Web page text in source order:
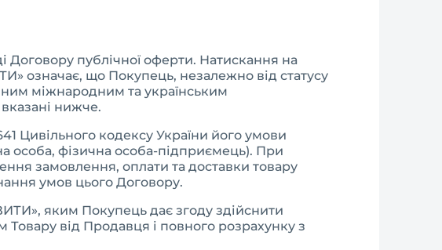
Договору публічної оферти. Натискання на
означає, що Покупець, незалежно від статусу
міжнародним та українським
нижче.
Цивільного кодексу України його умови
особа, фізична особа-підприємець). При
замовлення, оплати та доставки товару
умов цього Договору.
яким Покупець дає згоду здійснити
від Продавця і повного розрахунку з